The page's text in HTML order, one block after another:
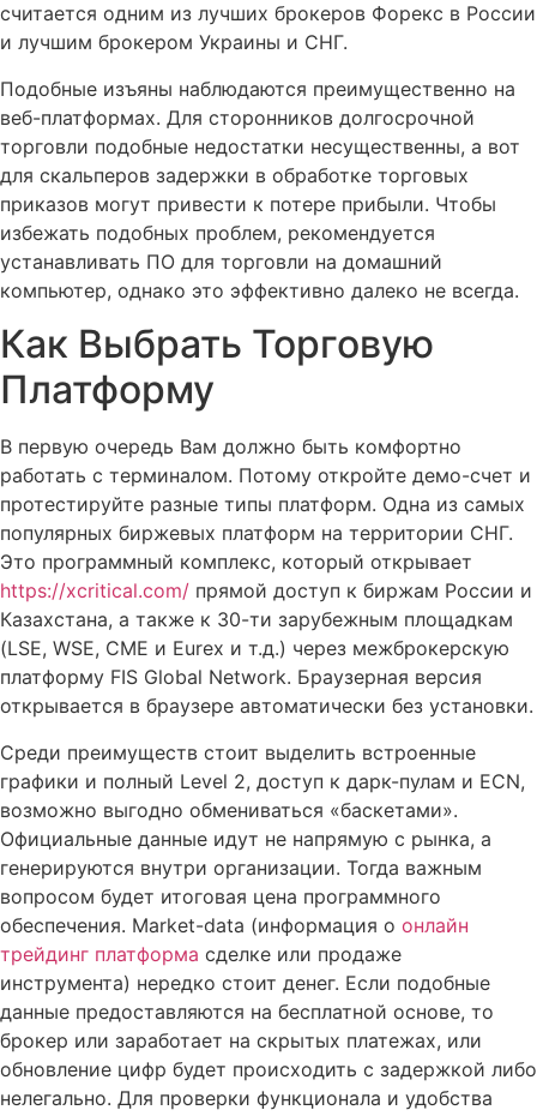
считается одним из лучших брокеров Форекс в России
и лучшим брокером Украины и СНГ.
Подобные изъяны наблюдаются преимущественно на
веб-платформах. Для сторонников долгосрочной
торговли подобные недостатки несущественны, а вот
для скальперов задержки в обработке торговых
приказов могут привести к потере прибыли. Чтобы
избежать подобных проблем, рекомендуется
устанавливать ПО для торговли на домашний
компьютер, однако это эффективно далеко не всегда.
Как Выбрать Торговую
Платформу
В первую очередь Вам должно быть комфортно
работать с терминалом. Потому откройте демо-счет и
протестируйте разные типы платформ. Одна из самых
популярных биржевых платформ на территории СНГ.
Это программный комплекс, который открывает
https://xcritical.com/ прямой доступ к биржам России и
Казахстана, а также к 30-ти зарубежным площадкам
(LSE, WSE, CME и Eurex и т.д.) через межброкерскую
платформу FIS Global Network. Браузерная версия
открывается в браузере автоматически без установки.
Среди преимуществ стоит выделить встроенные
графики и полный Level 2, доступ к дарк-пулам и ECN,
возможно выгодно обмениваться «баскетами».
Официальные данные идут не напрямую с рынка, а
генерируются внутри организации. Тогда важным
вопросом будет итоговая цена программного
обеспечения. Market-data (информация о онлайн
трейдинг платформа сделке или продаже
инструмента) нередко стоит денег. Если подобные
данные предоставляются на бесплатной основе, то
брокер или заработает на скрытых платежах, или
обновление цифр будет происходить с задержкой либо
нелегально. Для проверки функционала и удобства